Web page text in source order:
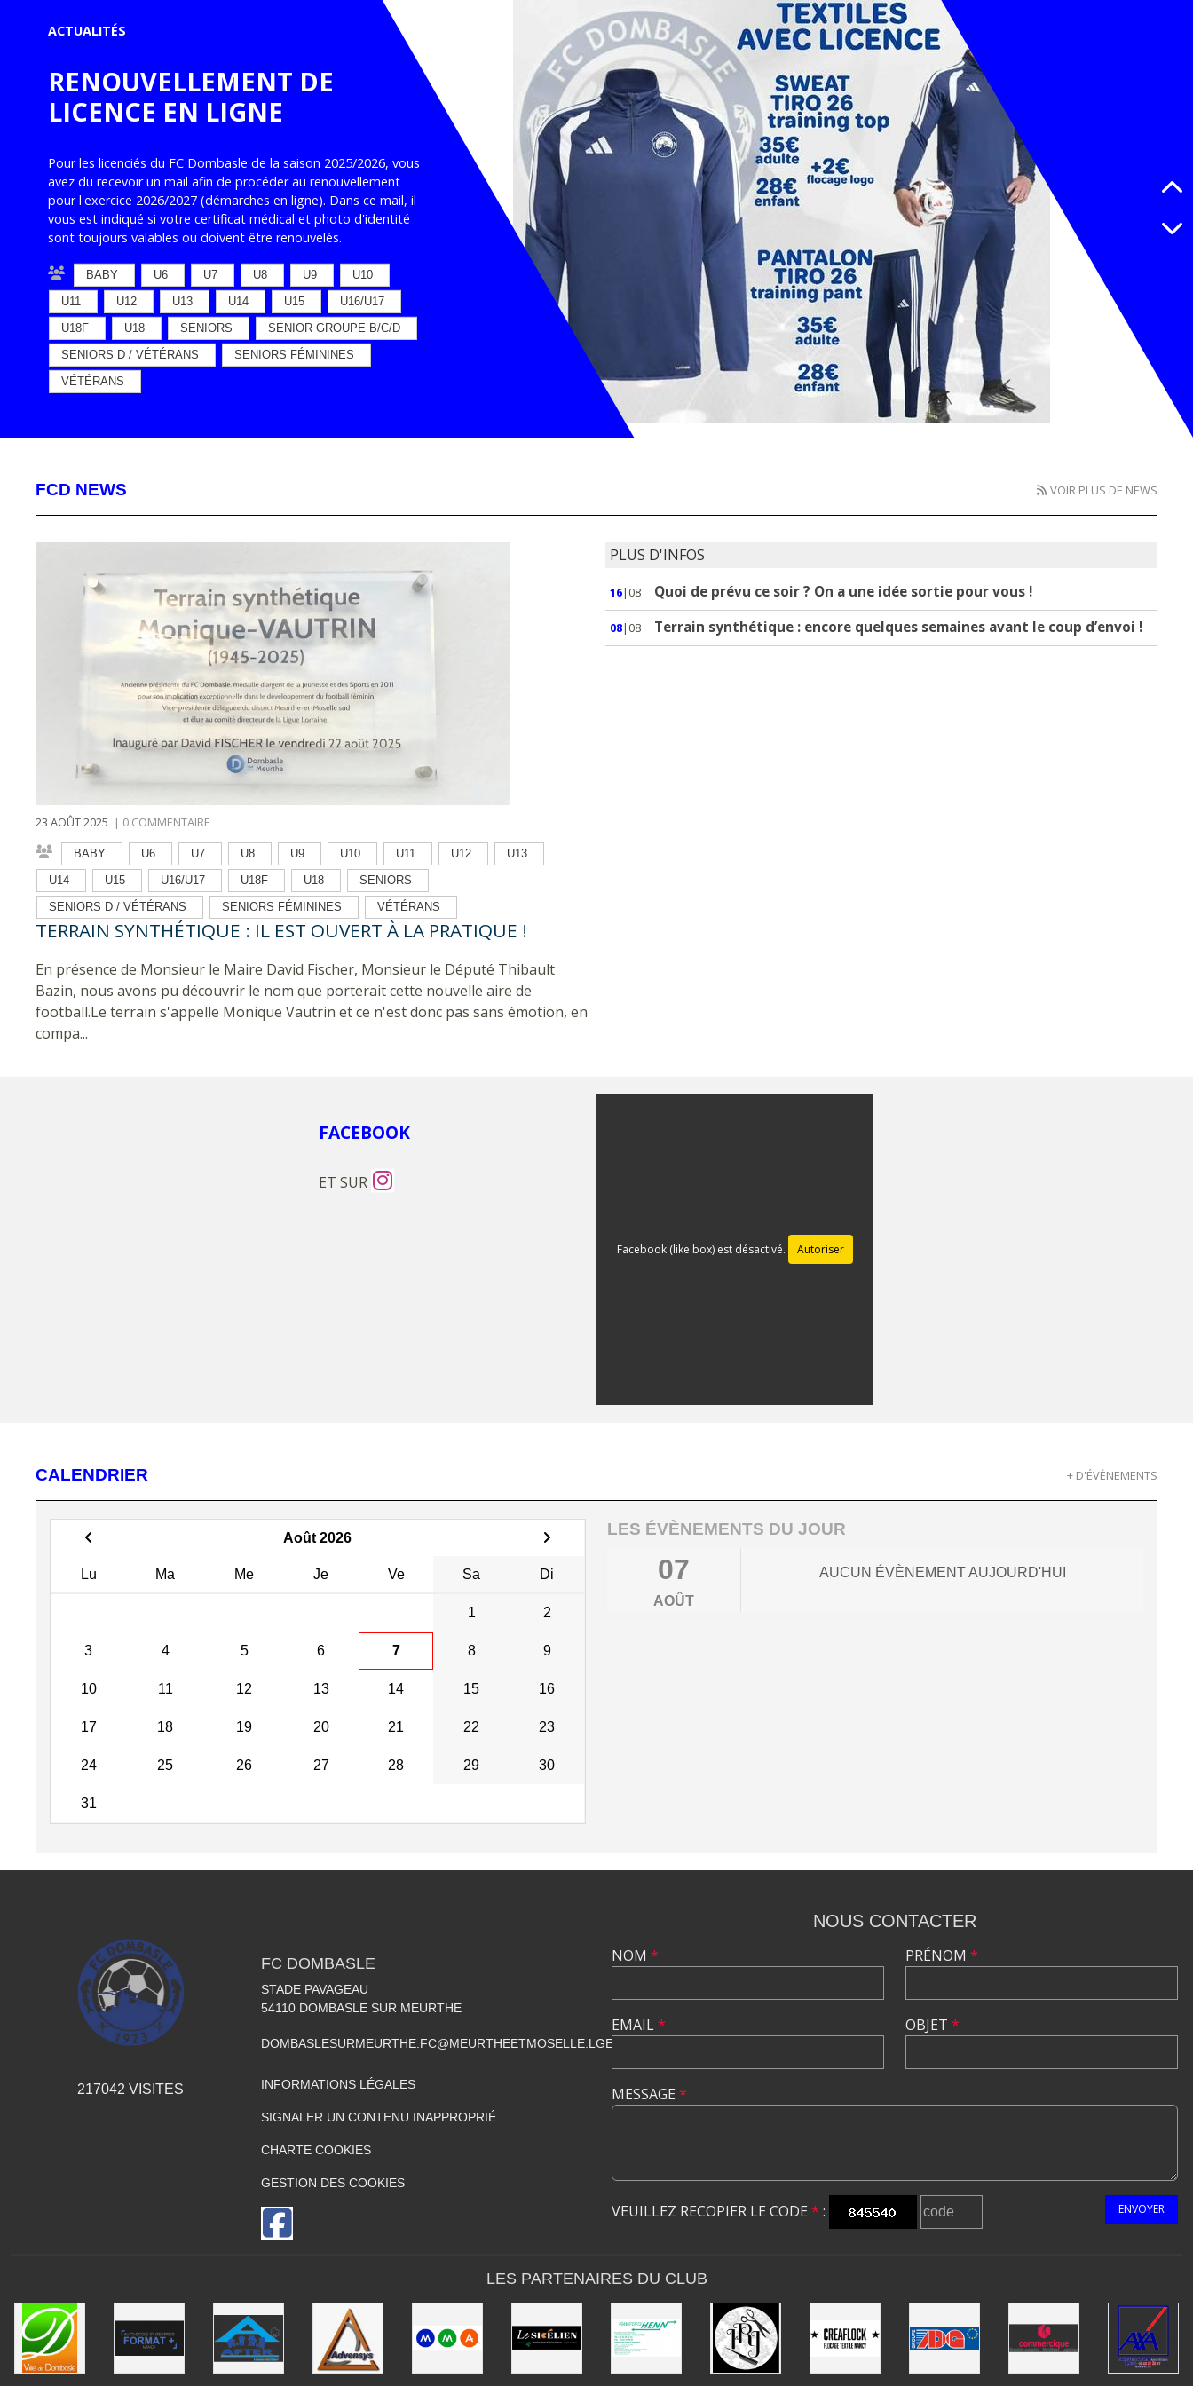
ACTUALITÉS
RENOUVELLEMENT DE
LICENCE EN LIGNE
Pour les licenciés du FC Dombasle de la saison 2025/2026, vous
avez du recevoir un mail afin de procéder au renouvellement
pour l'exercice 2026/2027 (démarches en ligne). Dans ce mail, il
vous est indiqué si votre certificat médical et photo d'identité
sont toujours valables ou doivent être renouvelés.
BABY U6 U7 U8 U9
U10
U11
U12 U13 U14 U15
U16/U17
U18F
U18 SENIORS
SENIOR GROUPE B/C/D
SENIORS D / VÉTÉRANS
SENIORS FÉMININES
VÉTÉRANS
ACTUALITÉS
APPORTEZ VOS
COMPÉTENCES AU FC
DOMBASLE
L'association sportive est à la recherche de nouveaux bénévoles.
Bénévole lors d'une manifestation en particulier ou de manière
plus régulière dans la...
U11
SENIORS FÉMININES
FCD NEWS
23 AOÛT 2025 | 0 COMMENTAIRE
BABY U6 U7 U8 U9 U10 U11 U12
U13
U14
U15 U16/U17 U18F U18
SENIORS
SENIORS D / VÉTÉRANS
SENIORS FÉMININES VÉTÉRANS
TERRAIN SYNTHÉTIQUE : IL EST OUVERT À LA PRATIQUE !
En présence de Monsieur le Maire David Fischer, Monsieur le Député Thibault
Bazin, nous avons pu découvrir le nom que porterait cette nouvelle aire de
football.Le terrain s'appelle Monique Vautrin et ce n'est donc pas sans émotion, en
compa...
PLUS D'INFOS
16|08 Quoi de prévu ce soir ? On a une idée sortie pour vous !
08|08 Terrain synthétique : encore quelques semaines avant le coup d’envoi !
VOIR PLUS DE NEWS
FACEBOOK
ET SUR
Facebook (like box) est désactivé. Autoriser
CALENDRIER
Août 2026
Lu Ma Me Je Ve Sa Di
1 2
3 4 5 6 7 8 9
10 11 12 13 14 15 16
17 18 19 20 21 22 23
24 25 26 27 28 29 30
31
LES ÉVÈNEMENTS DU JOUR
07
AOÛT
AUCUN ÉVÈNEMENT AUJOURD'HUI
+ D'ÉVÈNEMENTS
217042 VISITES
FC DOMBASLE
STADE PAVAGEAU
54110 DOMBASLE SUR MEURTHE
DOMBASLESURMEURTHE.FC@MEURTHEETMOSELLE.LGEF.FR
INFORMATIONS LÉGALES
SIGNALER UN CONTENU INAPPROPRIÉ
CHARTE COOKIES
GESTION DES COOKIES
NOUS CONTACTER
NOM *
EMAIL*
PRÉNOM *
OBJET *
MESSAGE *
VEUILLEZ RECOPIER LE CODE * : ENVOYER
LES PARTENAIRES DU CLUB